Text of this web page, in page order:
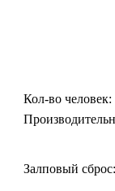
Кол-во человек:
Залповый сброс: